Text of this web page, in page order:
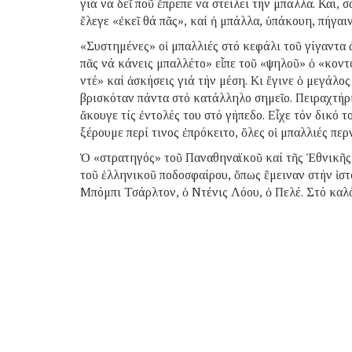
γιά νά δεῖ ποῦ ἔπρεπε νά στείλει τήν μπάλλα. Καί,
ἔλεγε «ἐκεῖ θά πᾶς», καί ἡ μπάλλα, ὑπάκουη,
«Συστημένες» οἱ μπαλλιές στό κεφάλι τοῦ
πᾶς νά κάνεις μπαλλέτο» εἶπε τοῦ «ψηλοῦ» ὁ
ντέ» καί ἀσκήσεις γιά τήν μέση. Κι ἔγινε ὁ
βρισκόταν πάντα στό κατάλληλο σημεῖο.
ἄκουγε τίς ἐντολές του στό γήπεδο. Εἶχε τόν
ξέρουμε περί τινος ἐπρόκειτο, ὅλες οἱ μπαλλιές
Ὁ «στρατηγός» τοῦ Παναθηναϊκοῦ καί τῆς
τοῦ ἑλληνικοῦ ποδοσφαίρου, ὅπως ἔμειναν στήν
Μπόμπι Τσάρλτον, ὁ Ντένις Λόου, ὁ Πελέ. Στό